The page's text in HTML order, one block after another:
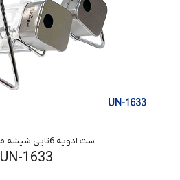
ست ادویه 6تایی شیشه مربع ایستاده
UN-1633